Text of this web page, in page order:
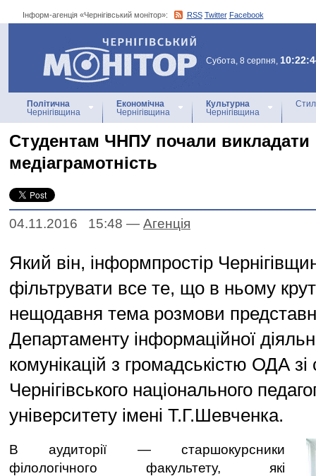
Інформ-агенція «Чернігівський монітор»: RSS Twitter Facebook
Інформ-агенція
«Чернігівський монітор»
Субота, 8 серпня,
Політична
Чернігівщина
Економічна
Чернігівщина
Культурна
Чернігівщина
Студентам ЧНПУ почали викладати
медіаграмотність
04.11.2016 15:48 — Агенцiя
Який він, інформпростір
фільтрувати все те, що в ньому
нещодавня тема розмови
Департаменту інформаційної
комунікацій з громадськістю ОДА
Чернігівського національного
університету імені Т.Г.Шевченка.
В аудиторії — старшокурсники
філологічного факультету, які